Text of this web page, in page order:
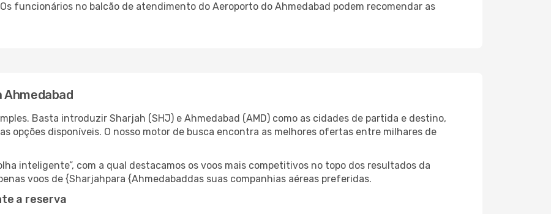
funcionários no balcão de atendimento do Aeroporto do Ahmedabad podem recomendar as
Ahmedabad
Basta introduzir Sharjah (SHJ) e Ahmedabad (AMD) como as cidades de partida e destino,
opções disponíveis. O nosso motor de busca encontra as melhores ofertas entre milhares de
inteligente”, com a qual destacamos os voos mais competitivos no topo dos resultados da
voos de {Sharjahpara {Ahmedabaddas suas companhias aéreas preferidas.
a reserva